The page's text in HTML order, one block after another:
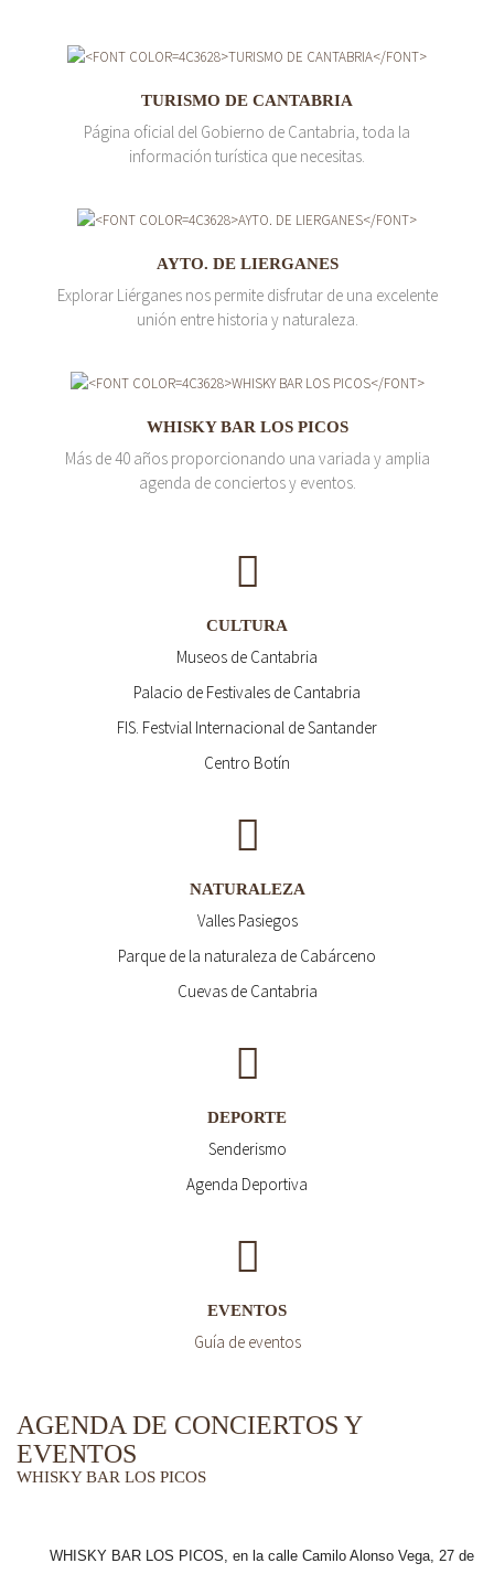
TURISMO DE CANTABRIA
Página oficial del Gobierno de Cantabria, toda la
información turística que necesitas.
AYTO. DE LIERGANES
Explorar Liérganes nos permite disfrutar de una excelente
unión entre historia y naturaleza.
WHISKY BAR LOS PICOS
Más de 40 años proporcionando una variada y amplia
agenda de conciertos y eventos.
CULTURA
Museos de Cantabria
Palacio de Festivales de Cantabria
FIS. Festvial Internacional de Santander
Centro Botín
NATURALEZA
Valles Pasiegos
Parque de la naturaleza de Cabárceno
Cuevas de Cantabria
DEPORTE
Senderismo
Agenda Deportiva
EVENTOS
Guía de eventos
AGENDA DE CONCIERTOS Y
EVENTOS
WHISKY BAR LOS PICOS
WHISKY BAR LOS PICOS, en la calle Camilo Alonso Vega, 27 de